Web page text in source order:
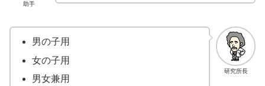
助手
研究所長
男の子用
女の子用
男女兼用